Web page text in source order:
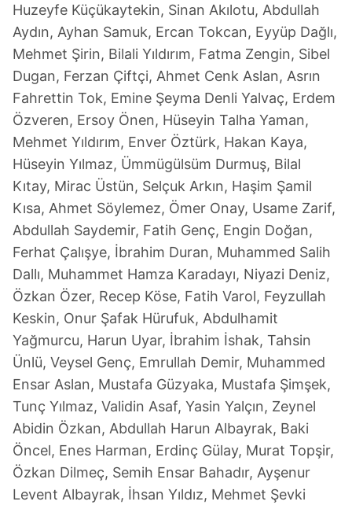
Huzeyfe Küçükaytekin, Sinan Akılotu, Abdullah
Aydın, Ayhan Samuk, Ercan Tokcan, Eyyüp Dağlı,
Mehmet Şirin, Bilali Yıldırım, Fatma Zengin, Sibel
Dugan, Ferzan Çiftçi, Ahmet Cenk Aslan, Asrın
Fahrettin Tok, Emine Şeyma Denli Yalvaç, Erdem
Özveren, Ersoy Önen, Hüseyin Talha Yaman,
Mehmet Yıldırım, Enver Öztürk, Hakan Kaya,
Hüseyin Yılmaz, Ümmügülsüm Durmuş, Bilal
Kıtay, Mirac Üstün, Selçuk Arkın, Haşim Şamil
Kısa, Ahmet Söylemez, Ömer Onay, Usame Zarif,
Abdullah Saydemir, Fatih Genç, Engin Doğan,
Ferhat Çalışye, İbrahim Duran, Muhammed Salih
Dallı, Muhammet Hamza Karadayı, Niyazi Deniz,
Özkan Özer, Recep Köse, Fatih Varol, Feyzullah
Keskin, Onur Şafak Hürufuk, Abdulhamit
Yağmurcu, Harun Uyar, İbrahim İshak, Tahsin
Ünlü, Veysel Genç, Emrullah Demir, Muhammed
Ensar Aslan, Mustafa Güzyaka, Mustafa Şimşek,
Tunç Yılmaz, Validin Asaf, Yasin Yalçın, Zeynel
Abidin Özkan, Abdullah Harun Albayrak, Baki
Öncel, Enes Harman, Erdinç Gülay, Murat Topşir,
Özkan Dilmeç, Semih Ensar Bahadır, Ayşenur
Levent Albayrak, İhsan Yıldız, Mehmet Şevki